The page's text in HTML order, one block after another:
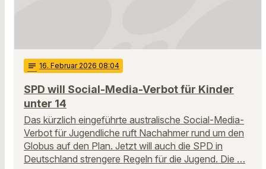
notes 16. Februar 2026 08:04
SPD will Social-Media-Verbot für Kinder
unter 14
Das kürzlich eingeführte australische Social-Media-
Verbot für Jugendliche ruft Nachahmer rund um den
Globus auf den Plan. Jetzt will auch die SPD in
Deutschland strengere Regeln für die Jugend. Die …